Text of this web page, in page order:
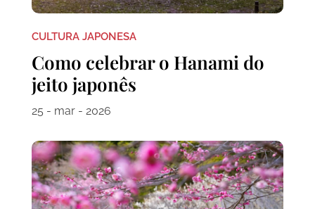
CULTURA JAPONESA
Como celebrar o Hanami do
jeito japonês
25 - mar - 2026